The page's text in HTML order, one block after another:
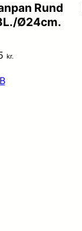
Rund
Ø24cm.
kr.